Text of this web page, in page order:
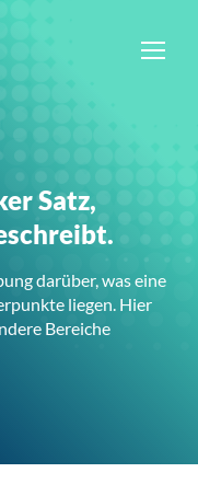
Satz,
darüber, was eine
liegen. Hier
Bereiche